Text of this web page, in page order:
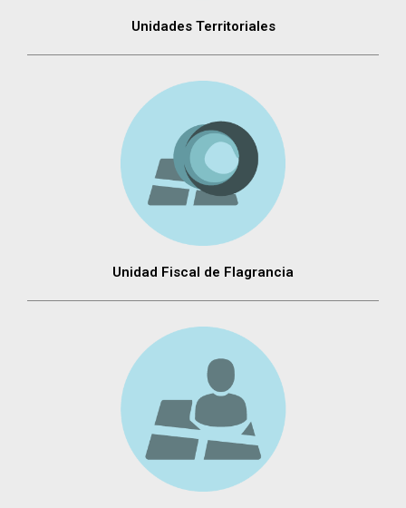
Unidades Territoriales
Unidad Fiscal de Flagrancia